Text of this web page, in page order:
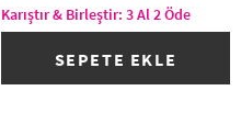
Karıştır & Birleştir: 3 Al 2 Öde
SEPETE EKLE